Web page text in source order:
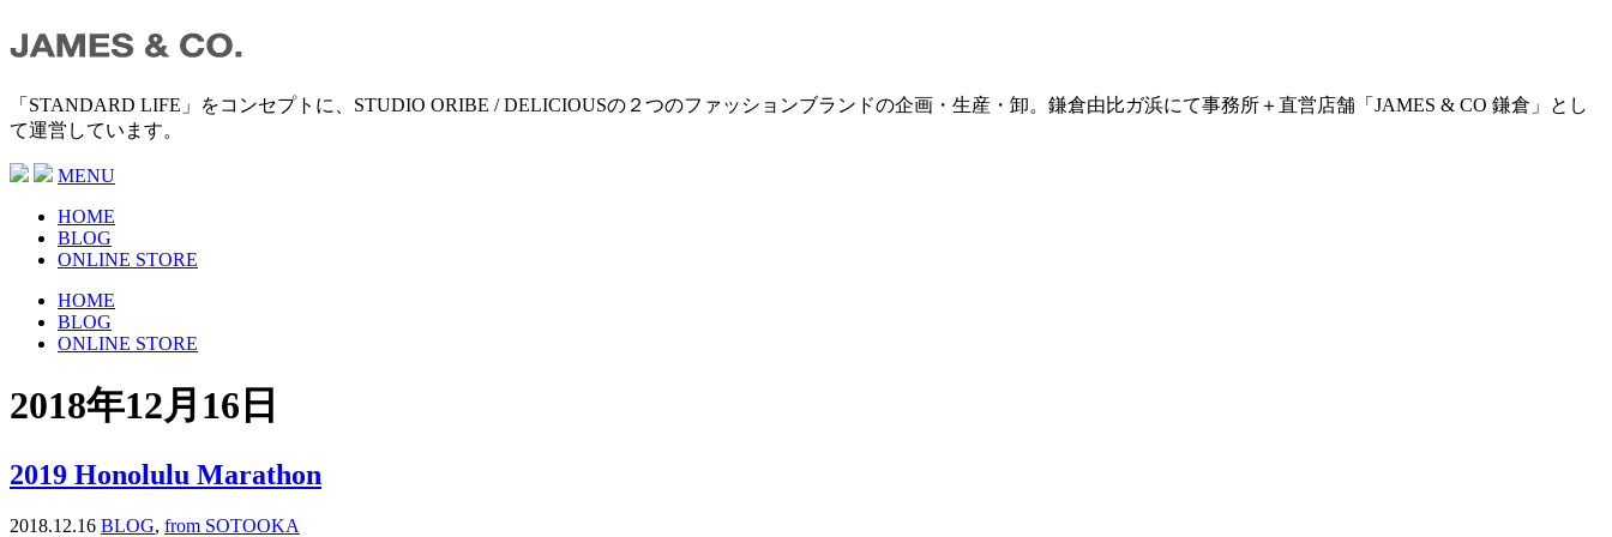
「STANDARD LIFE」をコンセプトに、STUDIO ORIBE / DELICIOUSの２つのファッションブランドの企画・生産・卸。鎌倉由比ガ浜にて事務所＋直営店舗「JAMES & CO 鎌倉」とし
て運営しています。
MENU
HOME
BLOG
ONLINE STORE
HOME
BLOG
ONLINE STORE
2018年12月16日
2019 Honolulu Marathon
2018.12.16 BLOG, from SOTOOKA